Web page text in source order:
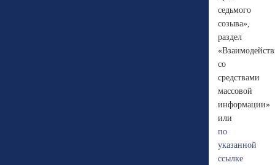
седьмого
созыва»,
раздел
со
средствами
массовой
информации»
или
по
указанной
ссылке